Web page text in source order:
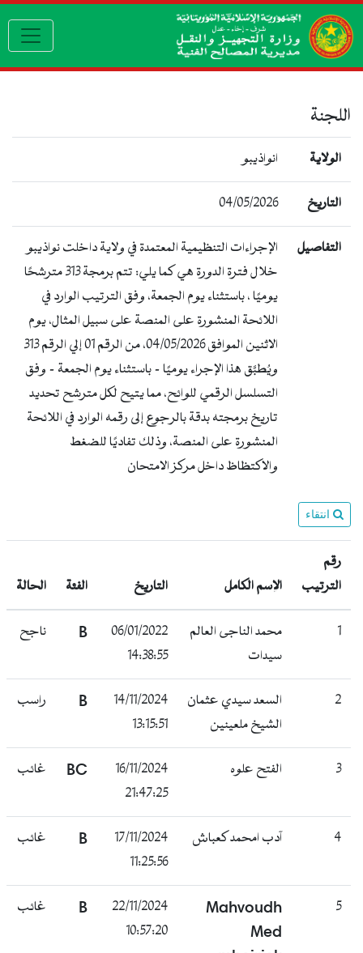
اللجنة
الولاية انواذيبو
التاريخ 04/05/2026
التفاصيل
الإجراءات التنظيمية المعتمدة في ولاية داخلت نواذيبو
خلال فترة الدورة هي كما يلي: تتم برمجة 313 مترشحًا
يوميًا ، باستثناء يوم الجمعة، وفق الترتيب الوارد في
اللائحة المنشورة على المنصة على سبيل المثال، يوم
الاثنين الموافق 04/05/2026، من الرقم 01 إلي الرقم 313
ويُطبَّق هذا الإجراء يوميًا — باستثناء يوم الجمعة — وفق
التسلسل الرقمي للوائح، مما يتيح لكل مترشح تحديد
تاريخ برمجته بدقة بالرجوع إلى رقمه الوارد في اللائحة
المنشورة على المنصة، وذلك تفاديًا للضغط
والاكتظاظ داخل مركز الامتحان
انتقاء
رقم
الترتيب
الإسم الكامل التاريخ الفئة الحالة
1
محمد الناجى العالم
سيدات
06/01/2022
14:38:55
B ناجح
2
السعد سيدي عثمان
الشيخ ملعينين
14/11/2024
13:15:51
B راسب
3 الفتح علوه
16/11/2024
21:47:25
BC غائب
4 آدب امحمد كعباش
17/11/2024
11:25:56
B غائب
5
Mahvoudh
Med
22/11/2024
10:57:20
B غائب